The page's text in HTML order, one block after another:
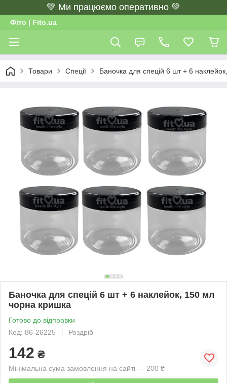
💚 Ми працюємо оперативно 💚
Фіто | Fito.ua
Товари Спеції Баночка для спецій 6 шт + 6
Баночка для спецій 6 шт + 6 наклейок, 150 мл
чорна кришка
Готово до відправки
Код: 86-26225
Роздріб
142 ₴
Мінімальна сума замовлення на сайті — 200 ₴